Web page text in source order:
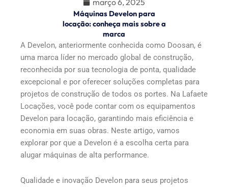
março 6, 2025
Máquinas Develon para
locação: conheça mais sobre a
marca
A Develon, anteriormente conhecida como Doosan, é
uma marca líder no mercado global de construção,
reconhecida por sua tecnologia de ponta, qualidade
excepcional e por oferecer soluções completas para
projetos de construção de todos os portes. Na Lafaete
Locações, você pode contar com os equipamentos
Develon para locação, garantindo mais eficiência e
economia em suas obras. Neste artigo, vamos
explorar por que a Develon é a escolha certa para
alugar máquinas de alta performance.
Qualidade e inovação Develon para seus projetos